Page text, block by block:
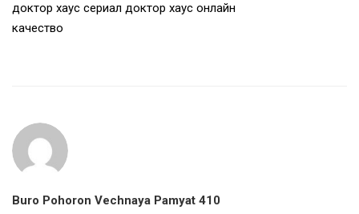
доктор хаус сериал доктор хаус онлайн
качество
Buro Pohoron Vechnaya Pamyat 410